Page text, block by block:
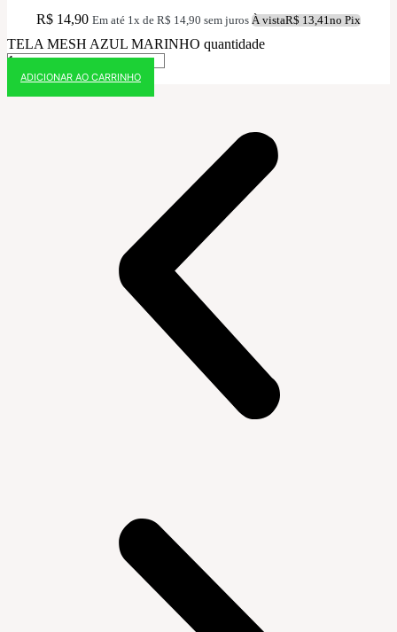
R$ 14,90 Em até 1x de R$ 14,90 sem juros À vistaR$ 13,41no Pix
TELA MESH AZUL MARINHO quantidade
ADICIONAR AO CARRINHO